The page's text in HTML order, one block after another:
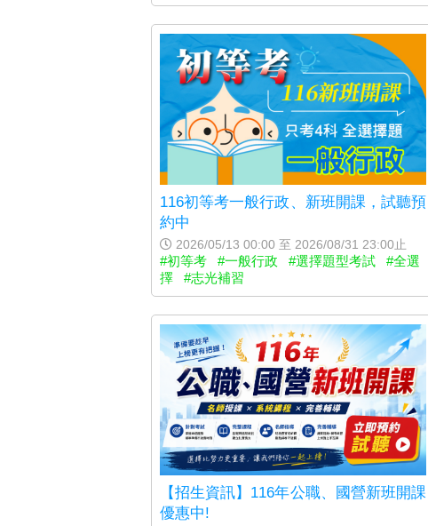
116初等考一般行政、新班開課，試聽預
約中
2026/05/13 00:00 至 2026/08/31 23:00止
#初等考 #一般行政 #選擇題型考試
#全選
擇
#志光補習
【招生資訊】116年公職、國營新班開課
優惠中!